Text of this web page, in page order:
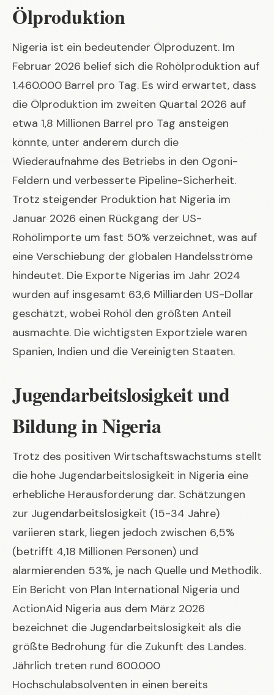
Ölproduktion
Nigeria ist ein bedeutender Ölproduzent. Im
Februar 2026 belief sich die Rohölproduktion auf
1.460.000 Barrel pro Tag. Es wird erwartet, dass
die Ölproduktion im zweiten Quartal 2026 auf
etwa 1,8 Millionen Barrel pro Tag ansteigen
könnte, unter anderem durch die
Wiederaufnahme des Betriebs in den Ogoni-
Feldern und verbesserte Pipeline-Sicherheit.
Trotz steigender Produktion hat Nigeria im
Januar 2026 einen Rückgang der US-
Rohölimporte um fast 50% verzeichnet, was auf
eine Verschiebung der globalen Handelsströme
hindeutet. Die Exporte Nigerias im Jahr 2024
wurden auf insgesamt 63,6 Milliarden US-Dollar
geschätzt, wobei Rohöl den größten Anteil
ausmachte. Die wichtigsten Exportziele waren
Spanien, Indien und die Vereinigten Staaten.
Jugendarbeitslosigkeit und
Bildung in Nigeria
Trotz des positiven Wirtschaftswachstums stellt
die hohe Jugendarbeitslosigkeit in Nigeria eine
erhebliche Herausforderung dar. Schätzungen
zur Jugendarbeitslosigkeit (15-34 Jahre)
variieren stark, liegen jedoch zwischen 6,5%
(betrifft 4,18 Millionen Personen) und
alarmierenden 53%, je nach Quelle und Methodik.
Ein Bericht von Plan International Nigeria und
ActionAid Nigeria aus dem März 2026
bezeichnet die Jugendarbeitslosigkeit als die
größte Bedrohung für die Zukunft des Landes.
Jährlich treten rund 600.000
Hochschulabsolventen in einen bereits